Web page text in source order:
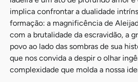
implica confrontar a dualidade
formação: a magnificência de
com a brutalidade da escravidão, a
povo ao lado das sombras de sua
que nos convida a despir o olhar
complexidade que molda a nossa